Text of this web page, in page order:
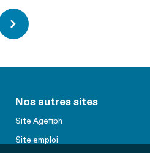
Nos autres sites
Site Agefiph
Site emploi